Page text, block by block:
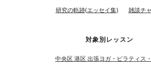
研究の軌跡(エッセイ集) 雑談チ
対象別レッスン
中央区 港区 出張ヨガ・ピラティス